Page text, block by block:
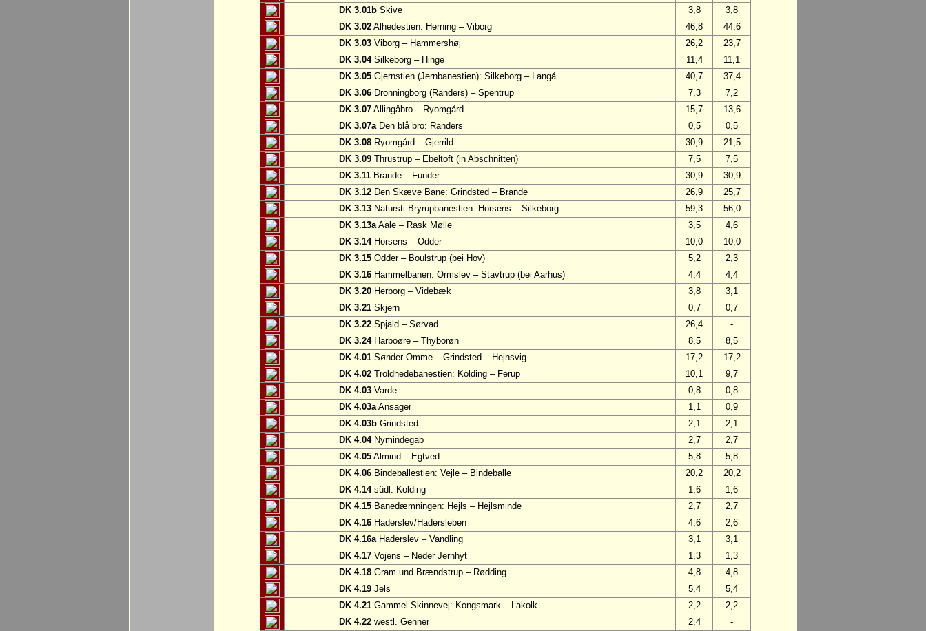
DK 3.01b Skive 3,8
3,8
DK 3.02 Alhedestien: Herning – Viborg 46,8
44,6
DK 3.03 Viborg – Hammershøj 26,2
23,7
DK 3.04Silkeborg – Hinge 11,4
11,1
DK 3.05 Gjernstien (Jernbanestien): Silkeborg – Langå 40,7
37,4
DK 3.06 Dronningborg (Randers) – Spentrup 7,3
7,2
DK 3.07 Allingåbro – Ryomgård 15,7
13,6
DK 3.07aDen blå bro: Randers 0,5
0,5
DK 3.08 Ryomgård – Gjerrild 30,9
21,5
DK 3.09 Thrustrup – Ebeltoft (in Abschnitten) 7,5
7,5
DK 3.11 Brande – Funder 30,9
30,9
DK 3.12 Den Skæve Bane: Grindsted – Brande 26,9
25,7
DK 3.13 Natursti Bryrupbanestien: Horsens – Silkeborg 59,3
56,0
DK 3.13aAale – Rask Mølle 3,5
4,6
DK 3.14Horsens – Odder 10,0
10,0
DK 3.15 Odder – Boulstrup (bei Hov) 5,2
2,3
DK 3.16 Hammelbanen: Ormslev – Stavtrup (bei Aarhus) 4,4
4,4
DK 3.20 Herborg – Videbæk 3,8
3,1
DK 3.21 Skjern 0,7
0,7
DK 3.22 Spjald – Sørvad 26,4
-
DK 3.24Harboøre – Thyborøn 8,5
8,5
DK 4.01 Sønder Omme – Grindsted – Hejnsvig 17,2
17,2
DK 4.02 Troldhedebanestien: Kolding – Ferup 10,1
9,7
DK 4.03 Varde 0,8
0,8
DK 4.03aAnsager 1,1
0,9
DK 4.03b Grindsted 2,1
2,1
DK 4.04Nymindegab 2,7
2,7
DK 4.05 Almind – Egtved 5,8
5,8
DK 4.06 Bindeballestien: Vejle – Bindeballe 20,2
20,2
DK 4.14südl. Kolding 1,6
1,6
DK 4.15 Banedæmningen: Hejls – Hejlsminde 2,7
2,7
DK 4.16 Haderslev/Hadersleben 4,6
2,6
DK 4.16aHaderslev – Vandling 3,1
3,1
DK 4.17 Vojens – Neder Jernhyt 1,3
1,3
DK 4.18 Gram und Brændstrup – Rødding 4,8
4,8
DK 4.19 Jels 5,4
5,4
DK 4.21 Gammel Skinnevej: Kongsmark – Lakolk 2,2
2,2
DK 4.22 westl. Genner 2,4
-